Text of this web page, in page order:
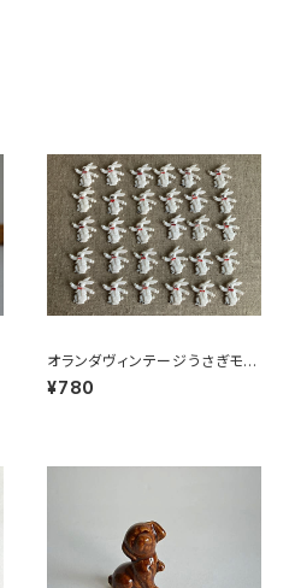
オランダヴィンテージうさぎモチ
ーフプラパーツ30個セットc9
¥780